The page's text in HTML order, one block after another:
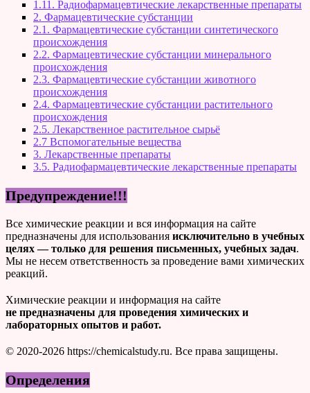
1.11. Радиофармацевтические лекарственные препараты
2. Фармацевтические субстанции
2.1. Фармацевтические субстанции синтетического
происхождения
2.2. Фармацевтические субстанции минерального
происхождения
2.3. Фармацевтические субстанции животного
происхождения
2.4. Фармацевтические субстанции растительного
происхождения
2.5. Лекарственное растительное сырьё
2.7 Вспомогательные вещества
3. Лекарственные препараты
3.5. Радиофармацевтические лекарственные препараты
Предупреждение!!!
Все химические реакции и вся информация на сайте
предназначены для использования исключительно в учебных
целях — только для решения письменных, учебных задач.
Мы не несем ответственность за проведение вами химических
реакций.
Химические реакции и информация на сайте
не предназначены для проведения химических и
лабораторных опытов и работ.
© 2020-2026 https://chemicalstudy.ru. Все права защищены.
Определения